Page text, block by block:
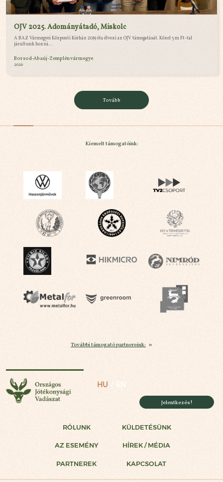
OJV 2025. Adományátadó, Miskolc
A BAZ Vármegyei Központi Kórház 2019 óta élvezi az OJV támogatását. Közel 3 m Ft-tal
járultunk hozzá...
Borsod-Abaúj-Zemplén vármegye
2026
Tovább
Kiemelt támogatóink:
További támogató partnereink:
Országos Jótékonysági Vadászat
HU EN
Jelentkezés!
RÓLUNK KÜLDETÉSÜNK
AZ ESEMÉNY HÍREK / MÉDIA
PARTNEREK KAPCSOLAT